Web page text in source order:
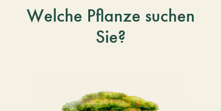
Welche Pflanze suchen
Sie?